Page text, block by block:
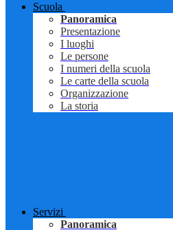
Scuola
Panoramica
Presentazione
I luoghi
Le persone
I numeri della scuola
Le carte della scuola
Organizzazione
La storia
Servizi
Panoramica